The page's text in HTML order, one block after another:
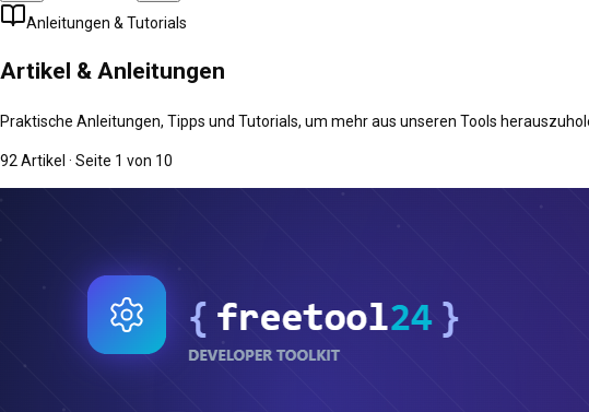
Anleitungen & Tutorials
Artikel & Anleitungen
Praktische Anleitungen, Tipps und Tutorials, um mehr aus unseren Tools
92 Artikel · Seite 1 von 10